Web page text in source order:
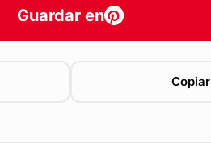
Guardar en
Copiar